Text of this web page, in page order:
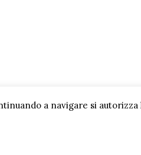
a navigare si autorizza